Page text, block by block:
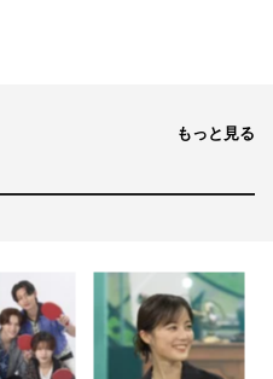
もっと見る